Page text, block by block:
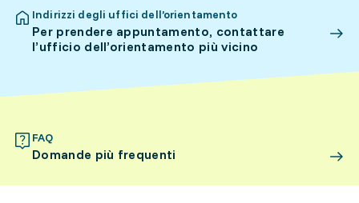
Indirizzi degli uffici dell’orientamento
Per prendere appuntamento, contattare
l’ufficio dell’orientamento più vicino
FAQ
Domande più frequenti